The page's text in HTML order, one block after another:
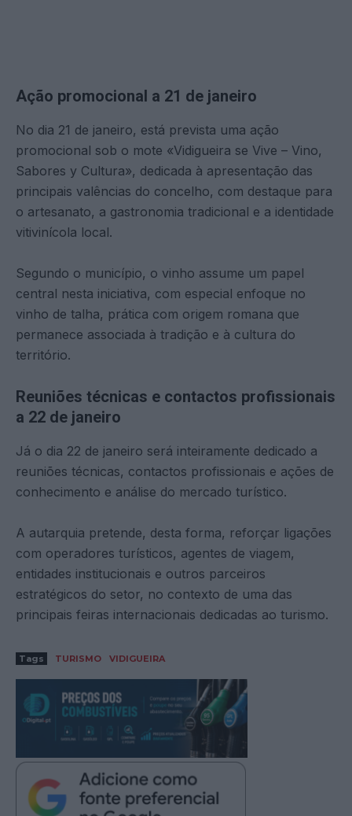
Ação promocional a 21 de janeiro
No dia 21 de janeiro, está prevista uma ação
promocional sob o mote «Vidigueira se Vive – Vino,
Sabores y Cultura», dedicada à apresentação das
principais valências do concelho, com destaque para
o artesanato, a gastronomia tradicional e a identidade
vitivinícola local.
Segundo o município, o vinho assume um papel
central nesta iniciativa, com especial enfoque no
vinho de talha, prática com origem romana que
permanece associada à tradição e à cultura do
território.
Reuniões técnicas e contactos profissionais
a 22 de janeiro
Já o dia 22 de janeiro será inteiramente dedicado a
reuniões técnicas, contactos profissionais e ações de
conhecimento e análise do mercado turístico.
A autarquia pretende, desta forma, reforçar ligações
com operadores turísticos, agentes de viagem,
entidades institucionais e outros parceiros
estratégicos do setor, no contexto de uma das
principais feiras internacionais dedicadas ao turismo.
Tags TURISMO VIDIGUEIRA